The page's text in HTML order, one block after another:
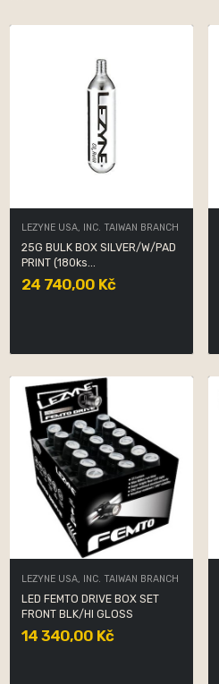
LEZYNE USA, INC. TAIWAN BRANCH
25G BULK BOX SILVER/W/PAD
PRINT (180ks...
24 740,00 Kč
LEZYNE USA, INC. TAIWAN BRANCH
LED FEMTO DRIVE BOX SET
FRONT BLK/HI GLOSS
14 340,00 Kč